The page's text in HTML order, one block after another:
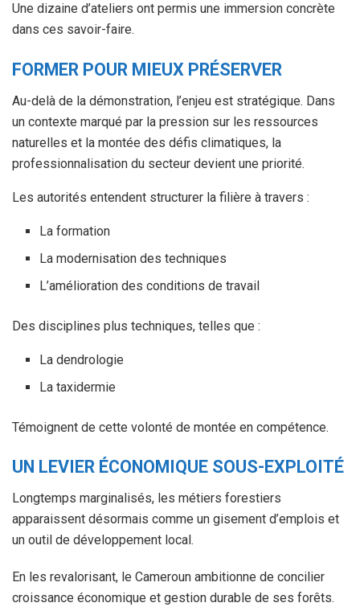
Une dizaine d’ateliers ont permis une immersion concrète
dans ces savoir-faire.
FORMER POUR MIEUX PRÉSERVER
Au-delà de la démonstration, l’enjeu est stratégique. Dans
un contexte marqué par la pression sur les ressources
naturelles et la montée des défis climatiques, la
professionnalisation du secteur devient une priorité.
Les autorités entendent structurer la filière à travers :
La formation
La modernisation des techniques
L’amélioration des conditions de travail
Des disciplines plus techniques, telles que :
La dendrologie
La taxidermie
Témoignent de cette volonté de montée en compétence.
UN LEVIER ÉCONOMIQUE SOUS-EXPLOITÉ
Longtemps marginalisés, les métiers forestiers
apparaissent désormais comme un gisement d’emplois et
un outil de développement local.
En les revalorisant, le Cameroun ambitionne de concilier
croissance économique et gestion durable de ses forêts.